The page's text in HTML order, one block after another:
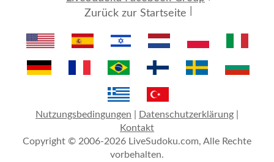
Zurück zur Startseite
Nutzungsbedingungen Datenschutzerklärung
Kontakt
Copyright © 2006-2026 LiveSudoku.com, Alle Rechte
vorbehalten.